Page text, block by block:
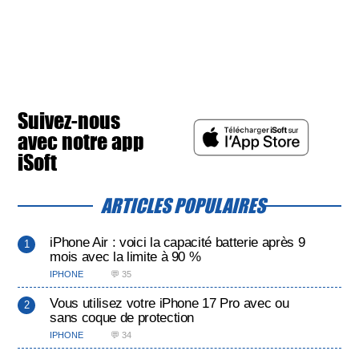
Suivez-nous
avec notre app
iSoft
ARTICLES POPULAIRES
iPhone Air : voici la capacité batterie après 9
mois avec la limite à 90 %
IPHONE 💬 35
Vous utilisez votre iPhone 17 Pro avec ou
sans coque de protection
IPHONE 💬 34